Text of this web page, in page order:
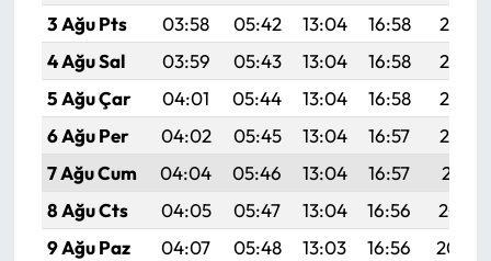
3 Ağu Pts
03:58 05:42 13:04 16:58
20:16
4 Ağu Sal
03:59 05:43 13:04 16:58
20:15
5 Ağu Çar
04:01 05:44 13:04 16:58
20:14
6 Ağu Per
04:02 05:45 13:04 16:57
20:12
7 Ağu Cum
04:04 05:46 13:04 16:57
20:11
8 Ağu Cts
04:05 05:47 13:04 16:56
20:10
9 Ağu Paz
04:07 05:48 13:03 16:56
20:09